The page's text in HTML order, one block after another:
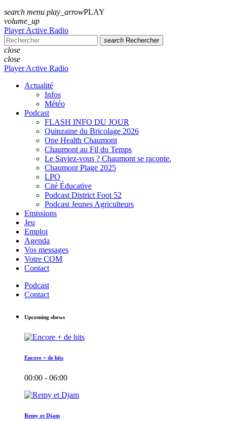
search menu play_arrowPLAY
volume_up
Player Active Radio
search Rechercher
close
close
Player Active Radio
Actualité
Infos
Météo
Podcast
FLASH INFO DU JOUR
Quinzaine du Bricolage 2026
One Health Chaumont
Chaumont au Fil du Temps
Le Saviez-vous ? Chaumont se raconte.
Chaumont Plage 2025
LPO
Cité Éducative
Podcast District Foot 52
Podcast Jeunes Agriculteurs
Emissions
Jeu
Emploi
Agenda
Vos messages
Votre COM
Contact
Podcast
Contact
Upcoming shows
Encore + de hits
00:00 - 06:00
Remy et Djam